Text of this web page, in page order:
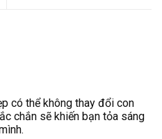
có thể không thay đổi con
chắn sẽ khiến bạn tỏa sáng